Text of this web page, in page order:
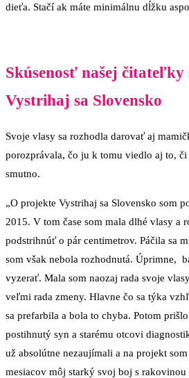
dieťa. Stačí ak máte minimálnu dĺžku
Skúsenosť našej
Vystrihaj sa Slovensko
Svoje vlasy sa rozhodla darovať aj
porozprávala, čo ju k tomu viedlo aj to,
smutno.
„O projekte Vystrihaj sa Slovensko som
2015. V tom čase som mala dlhé vlasy a
podstrihnúť o pár centimetrov. Páčila sa
som však nebola rozhodnutá. Úprimne,
vyzerať. Mala som naozaj rada svoje
veľmi rada zmeny. Hlavne čo sa týka
sa prefarbila a bola to chyba. Potom
postihnutý syn a starému otcovi
už absolútne nezaujímali a na projekt
mesiacov môj starký svoj boj s